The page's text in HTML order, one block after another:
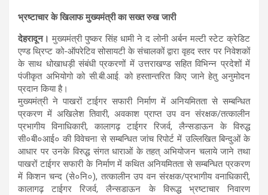
भ्रष्टाचार के खिलाफ मुख्यमंत्री का सख्त रुख जारी
देहरादून।मुख्यमंत्री पुष्कर सिंह धामी ने द लोनी अर्बन मल्टी स्टेट क्रेडिट
एण्ड थ्रिप्ट को-ऑपरेटिव सोसायटी के संचालकों द्वारा वृहद स्तर पर निवेशकों
के साथ धोखाधड़ी संबंधी प्रकरणों में उत्तराखण्ड सहित विभिन्न प्रदेशों में
पंजीकृत अभियोगो को सी.बी.आई. को हस्तान्तरित किए जाने हेतु अनुमोदन
प्रदान किया है।
मुख्यमंत्री ने पाखरों टाईगर सफारी निर्माण में अनियमितता से सम्बन्धित
प्रकरण में अखिलेश तिवारी, अवकाश प्राप्त उप वन संरक्षक/तत्कालीन
प्रभागीय विनाधिकारी, कालागढ़ टाईगर रिजर्व, लैन्सडाऊन के विरुद्ध
सी०बी०आई० की विवेचना से सम्बन्धित जांच रिपोर्ट में उल्लिखित बिन्दुओं के
आधार पर उनके विरुद्ध संगत धाराओं के तहत् अभियोजन चलाये जाने तथा
पाखरों टाईगर सफारी के निर्माण में कथित अनियमितता से सम्बन्धित प्रकरण
में किशन चन्द (से०नि०), तत्कालीन उप वन संरक्षक/प्रभागीय वनाधिकारी,
कालागढ़ टाईगर रिजर्व, लैन्सडाऊन के विरूद्ध भ्रष्टाचार निवारण